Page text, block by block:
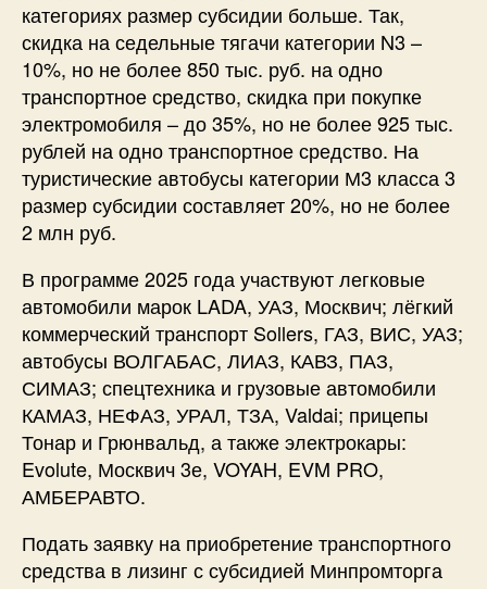
категориях размер субсидии больше. Так,
скидка на седельные тягачи категории N3 –
10%, но не более 850 тыс. руб. на одно
транспортное средство, скидка при покупке
электромобиля – до 35%, но не более 925 тыс.
рублей на одно транспортное средство. На
туристические автобусы категории М3 класса 3
размер субсидии составляет 20%, но не более
2 млн руб.
В программе 2025 года участвуют легковые
автомобили марок LADA, УАЗ, Москвич; лёгкий
коммерческий транспорт Sollers, ГАЗ, ВИС, УАЗ;
автобусы ВОЛГАБАС, ЛИАЗ, КАВЗ, ПАЗ,
СИМАЗ; спецтехника и грузовые автомобили
КАМАЗ, НЕФАЗ, УРАЛ, ТЗА, Valdai; прицепы
Тонар и Грюнвальд, а также электрокары:
Evolute, Москвич 3е, VOYAH, EVM PRO,
АМБЕРАВТО.
Подать заявку на приобретение транспортного
средства в лизинг с субсидией Минпромторга